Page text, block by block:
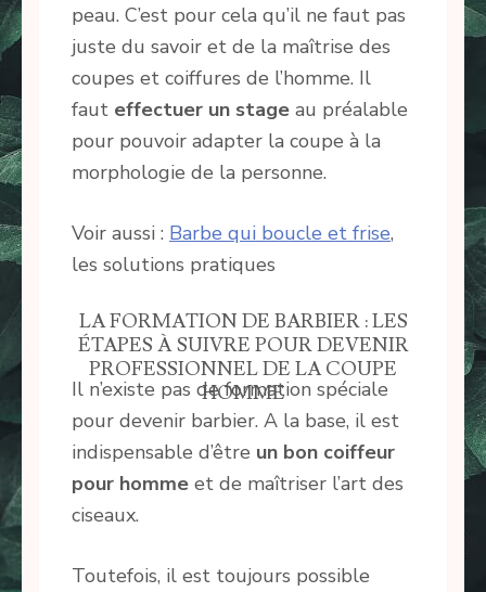
peau. C’est pour cela qu’il ne faut pas
juste du savoir et de la maîtrise des
coupes et coiffures de l’homme. Il
faut effectuer un stage au préalable
pour pouvoir adapter la coupe à la
morphologie de la personne.
Voir aussi : Barbe qui boucle et frise,
les solutions pratiques
LA FORMATION DE BARBIER : LES
ÉTAPES À SUIVRE POUR DEVENIR
PROFESSIONNEL DE LA COUPE
HOMME
Il n’existe pas de formation spéciale
pour devenir barbier. A la base, il est
indispensable d’être un bon coiffeur
pour homme et de maîtriser l’art des
ciseaux.
Toutefois, il est toujours possible